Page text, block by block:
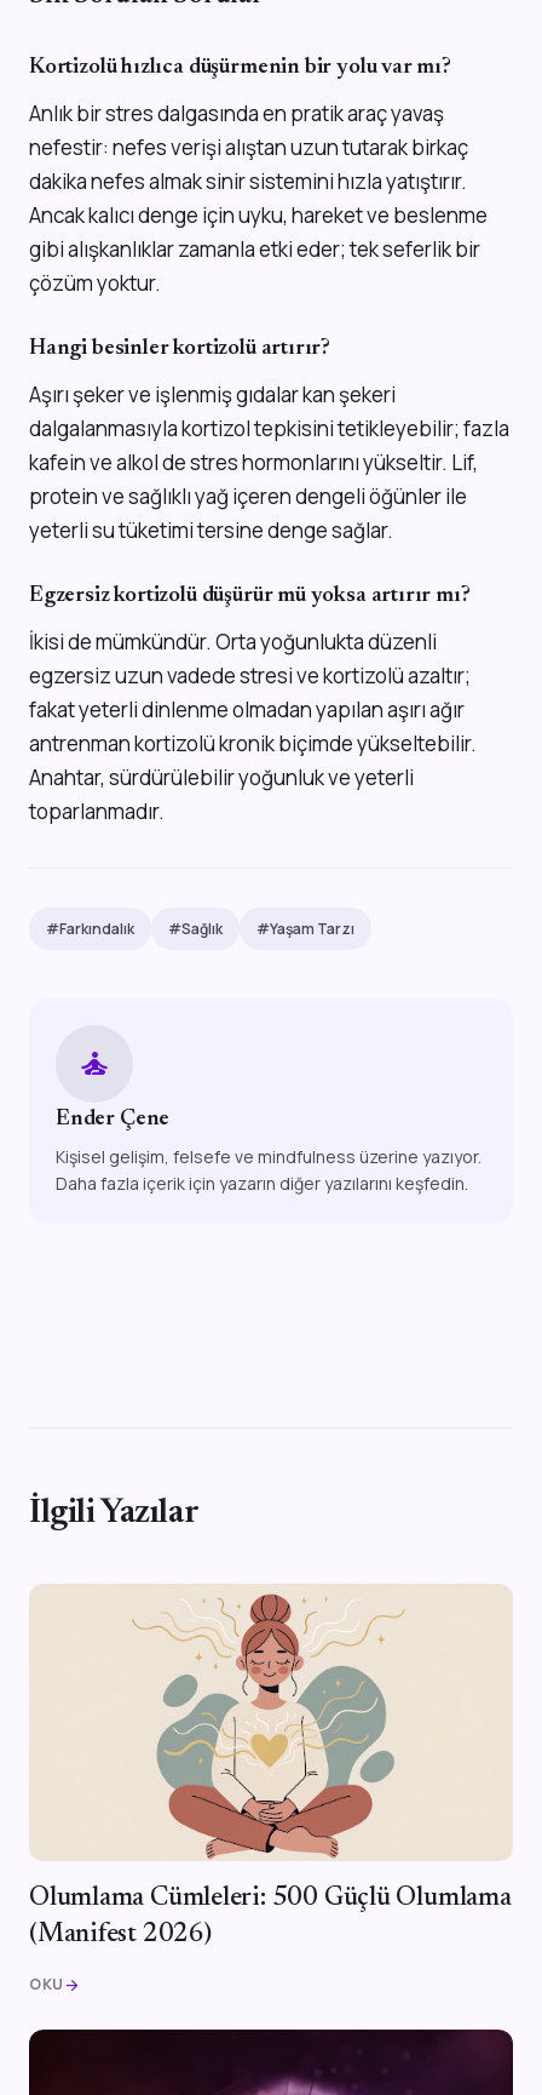
Kortizolü hızlıca düşürmenin bir yolu var mı?
Anlık bir stres dalgasında en pratik araç yavaş
nefestir: nefes verişi alıştan uzun tutarak birkaç
dakika nefes almak sinir sistemini hızla yatıştırır.
Ancak kalıcı denge için uyku, hareket ve beslenme
gibi alışkanlıklar zamanla etki eder; tek seferlik bir
çözüm yoktur.
Hangi besinler kortizolü artırır?
Aşırı şeker ve işlenmiş gıdalar kan şekeri
dalgalanmasıyla kortizol tepkisini tetikleyebilir; fazla
kafein ve alkol de stres hormonlarını yükseltir. Lif,
protein ve sağlıklı yağ içeren dengeli öğünler ile
yeterli su tüketimi tersine denge sağlar.
Egzersiz kortizolü düşürür mü yoksa artırır mı?
İkisi de mümkündür. Orta yoğunlukta düzenli
egzersiz uzun vadede stresi ve kortizolü azaltır;
fakat yeterli dinlenme olmadan yapılan aşırı ağır
antrenman kortizolü kronik biçimde yükseltebilir.
Anahtar, sürdürülebilir yoğunluk ve yeterli
toparlanmadır.
#Farkındalık #Sağlık #Yaşam Tarzı
self_improvement
Ender Çene
Kişisel gelişim, felsefe ve mindfulness üzerine yazıyor.
Daha fazla içerik için yazarın diğer yazılarını keşfedin.
İlgili Yazılar
Olumlama Cümleleri: 500 Güçlü Olumlama
(Manifest 2026)
OKU arrow_forward